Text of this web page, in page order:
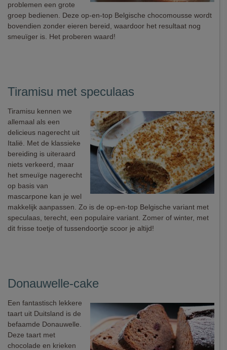
problemen een grote
groep bedienen. Deze op-en-top Belgische chocomousse wordt
bovendien zonder eieren bereid, waardoor het resultaat nog
smeuïger is. Het proberen waard!
Tiramisu met speculaas
Tiramisu kennen we
allemaal als een
delicieus nagerecht uit
Italië. Met de klassieke
bereiding is uiteraard
niets verkeerd, maar
het smeuïge nagerecht
op basis van
mascarpone kan je wel
makkelijk aanpassen. Zo is de op-en-top Belgische variant met
speculaas, terecht, een populaire variant. Zomer of winter, met
dit frisse toetje of tussendoortje scoor je altijd!
Donauwelle-cake
Een fantastisch lekkere
taart uit Duitsland is de
befaamde Donauwelle.
Deze taart met
chocolade en krieken